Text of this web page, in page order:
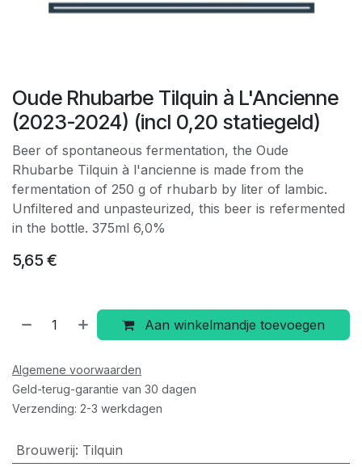
Oude Rhubarbe Tilquin à L'Ancienne
(2023-2024) (incl 0,20 statiegeld)
Beer of spontaneous fermentation, the Oude
Rhubarbe Tilquin à l'ancienne is made from the
fermentation of 250 g of rhubarb by liter of lambic.
Unfiltered and unpasteurized, this beer is refermented
in the bottle. 375ml 6,0%
5,65 €
Aan winkelmandje toevoegen
Algemene voorwaarden
Geld-terug-garantie van 30 dagen
Verzending: 2-3 werkdagen
Brouwerij: Tilquin